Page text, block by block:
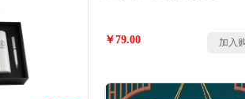
￥79.00 加入